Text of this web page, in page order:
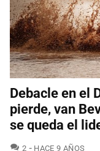
Debacle en el
pierde, van
se queda el
2 COMENTARIOS
HACE 9 AÑOS